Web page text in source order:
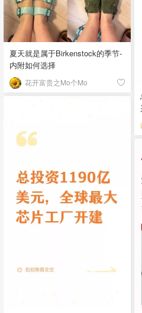
夏天就是属于Birkenstock的季节-
内附如何选择
花开富贵之Mo个Mo